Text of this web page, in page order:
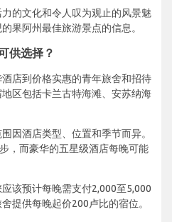
的文化和令人叹为观止的风景魅
果阿州最佳旅游景点的信息。
供选择？
店到价格实惠的青年旅舍和招待
区包括卡兰古特海滩、安苏纳海
因酒店类型、位置和季节而异。
，而豪华的五星级酒店每晚可能
该预计每晚需支付2,000至5,000
提供每晚起价200卢比的宿位。